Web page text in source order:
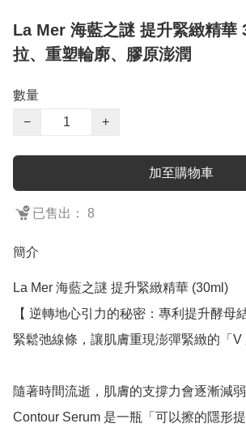
La Mer 海藍之謎 提升緊緻精華
拉、重塑輪廓、膠原澎潤
數量
−
+
加至購物車
已售出： 8
簡介
La Mer 海藍之謎 提升緊緻精華 (30ml)
【 逆轉地心引力的秘密：專利提升酵母
緊鬆弛線條，讓肌膚重現澎彈緊緻的「V
隨著時間流逝，肌膚的支撐力會逐漸減
Contour Serum 是一瓶「可以擦的隱形